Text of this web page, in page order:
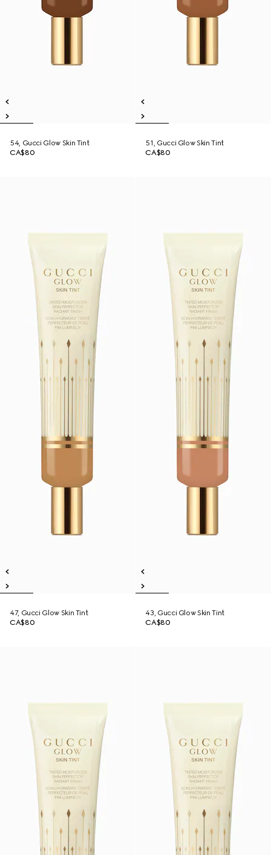
54, Gucci Glow Skin Tint
CA$80
51, Gucci Glow Skin Tint
CA$80
47, Gucci Glow Skin Tint
CA$80
43, Gucci Glow Skin Tint
CA$80